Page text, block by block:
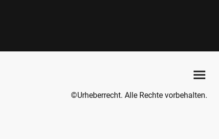
©Urheberrecht. Alle Rechte vorbehalten.